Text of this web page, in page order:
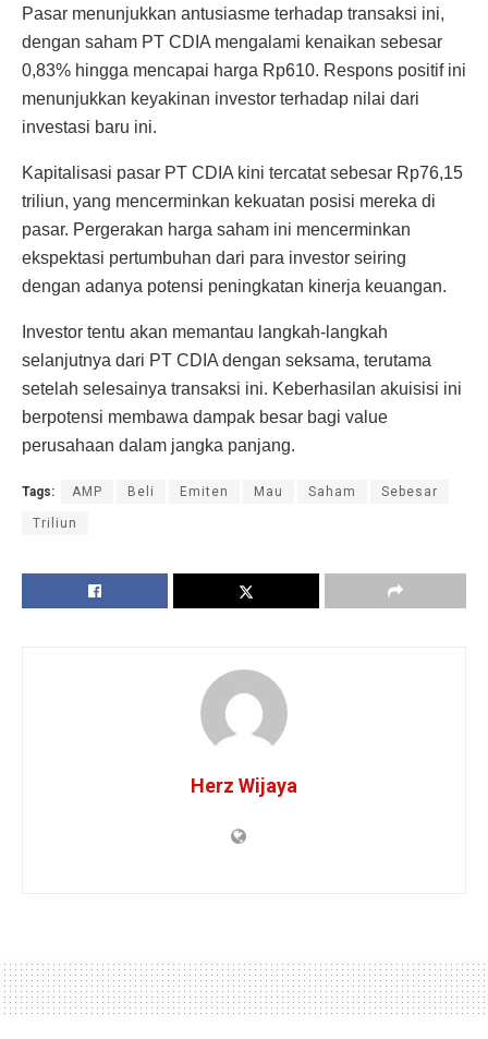
Pasar menunjukkan antusiasme terhadap transaksi ini,
dengan saham PT CDIA mengalami kenaikan sebesar
0,83% hingga mencapai harga Rp610. Respons positif ini
menunjukkan keyakinan investor terhadap nilai dari
investasi baru ini.
Kapitalisasi pasar PT CDIA kini tercatat sebesar Rp76,15
triliun, yang mencerminkan kekuatan posisi mereka di
pasar. Pergerakan harga saham ini mencerminkan
ekspektasi pertumbuhan dari para investor seiring
dengan adanya potensi peningkatan kinerja keuangan.
Investor tentu akan memantau langkah-langkah
selanjutnya dari PT CDIA dengan seksama, terutama
setelah selesainya transaksi ini. Keberhasilan akuisisi ini
berpotensi membawa dampak besar bagi value
perusahaan dalam jangka panjang.
Tags: AMP Beli Emiten Mau Saham Sebesar
Triliun
Herz Wijaya